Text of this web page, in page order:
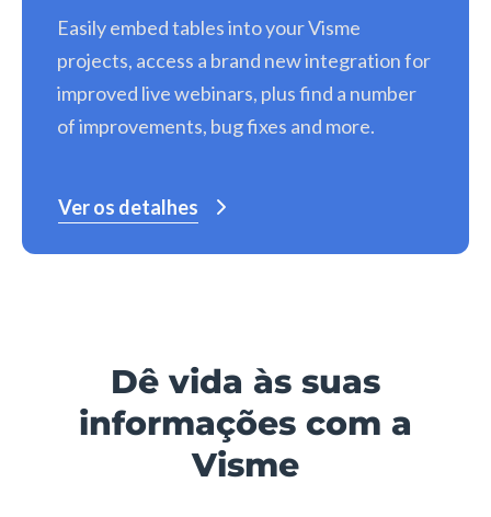
Easily embed tables into your Visme
projects, access a brand new integration for
improved live webinars, plus find a number
of improvements, bug fixes and more.
Ver os detalhes
Dê vida às suas
informações com a
Visme